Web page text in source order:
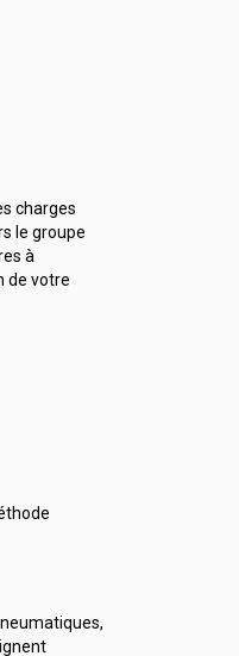
charges
le groupe
à
de votre